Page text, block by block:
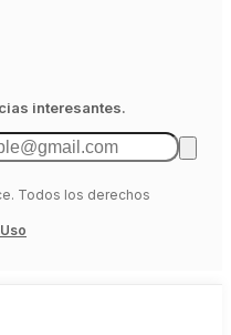
interesantes.
Todos los derechos